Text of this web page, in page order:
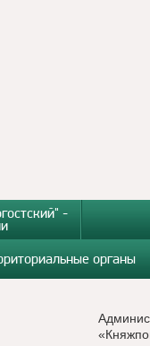
-
органы